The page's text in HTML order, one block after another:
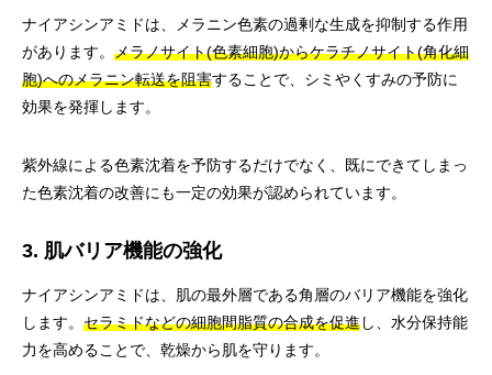
ナイアシンアミドは、メラニン色素の過剰な生成を抑制する作用
があります。 メラノサイト(色素細胞)からケラチノサイト(角化細
胞)へのメラニン転送を阻害することで、シミやくすみの予防に
効果を発揮します。
紫外線による色素沈着を予防するだけでなく、既にできてしまっ
た色素沈着の改善にも一定の効果が認められています。
3. 肌バリア機能の強化
ナイアシンアミドは、肌の最外層である角層のバリア機能を強化
します。 セラミドなどの細胞間脂質の合成を促進し、水分保持能
力を高めることで、乾燥から肌を守ります。